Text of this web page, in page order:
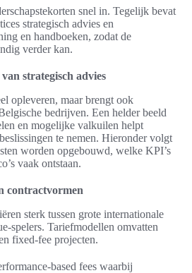
snel in. Tegelijk bevat
strategisch advies en
en handboeken, zodat de
verder kan.
strategisch advies
opleveren, maar brengt ook
bedrijven. Een helder beeld
en mogelijke valkuilen helpt
te nemen. Hieronder volgt
worden opgebouwd, welke KPI’s
vaak ontstaan.
contractvormen
sterk tussen grote internationale
spelers. Tariefmodellen omvatten
fixed-fee projecten.
based fees waarbij